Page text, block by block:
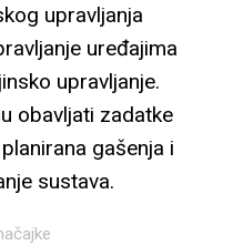
upravljanja
uređajima
upravljanje.
obavljati zadatke
gašenja i
sustava.